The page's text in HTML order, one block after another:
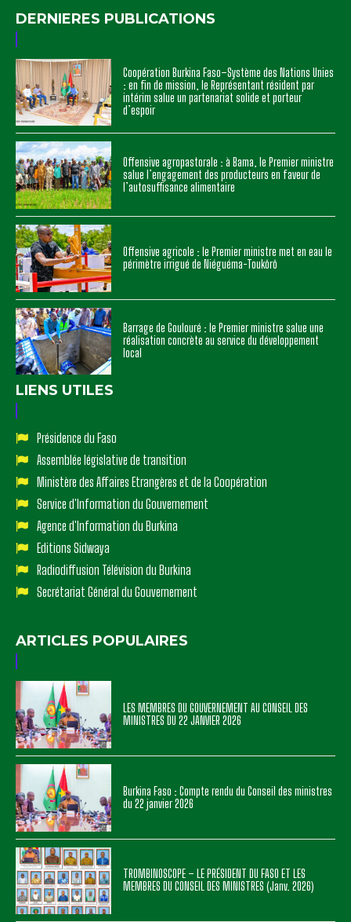
DERNIERES PUBLICATIONS
Coopération Burkina Faso–Système des Nations Unies
: en fin de mission, le Représentant résident par
intérim salue un partenariat solide et porteur
d’espoir
Offensive agropastorale : à Bama, le Premier ministre
salue l’engagement des producteurs en faveur de
l’autosuffisance alimentaire
Offensive agricole : le Premier ministre met en eau le
périmètre irrigué de Niéguéma-Toukôrô
Barrage de Goulouré : le Premier ministre salue une
réalisation concrète au service du développement
local
LIENS UTILES
Présidence du Faso
Assemblée législative de transition
Ministère des Affaires Etrangères et de la Coopération
Service d'Information du Gouvernement
Agence d'Information du Burkina
Editions Sidwaya
Radiodiffusion Télévision du Burkina
Secrétariat Général du Gouvernement
ARTICLES POPULAIRES
LES MEMBRES DU GOUVERNEMENT AU CONSEIL DES
MINISTRES DU 22 JANVIER 2026
Burkina Faso : Compte rendu du Conseil des ministres
du 22 janvier 2026
TROMBINOSCOPE – LE PRÉSIDENT DU FASO ET LES
MEMBRES DU CONSEIL DES MINISTRES (Janv. 2026)